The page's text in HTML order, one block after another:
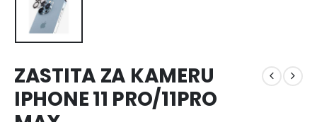
ZASTITA ZA KAMERU
IPHONE 11 PRO/11PRO